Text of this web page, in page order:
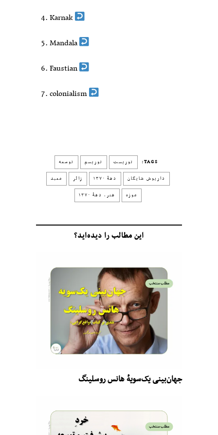
Karnak
Mandala
Faustian
colonialism
TAGS: توریست توریسم توسعه
داریوش شایگان دههٔ ۱‍۳۷۰ زائر معبد
موزه هنر، دههٔ ۱۳۷۰
این مطالب را دیده‌اید؟
جهان‌بینی یک‌سویهٔ هانس روسلینگ